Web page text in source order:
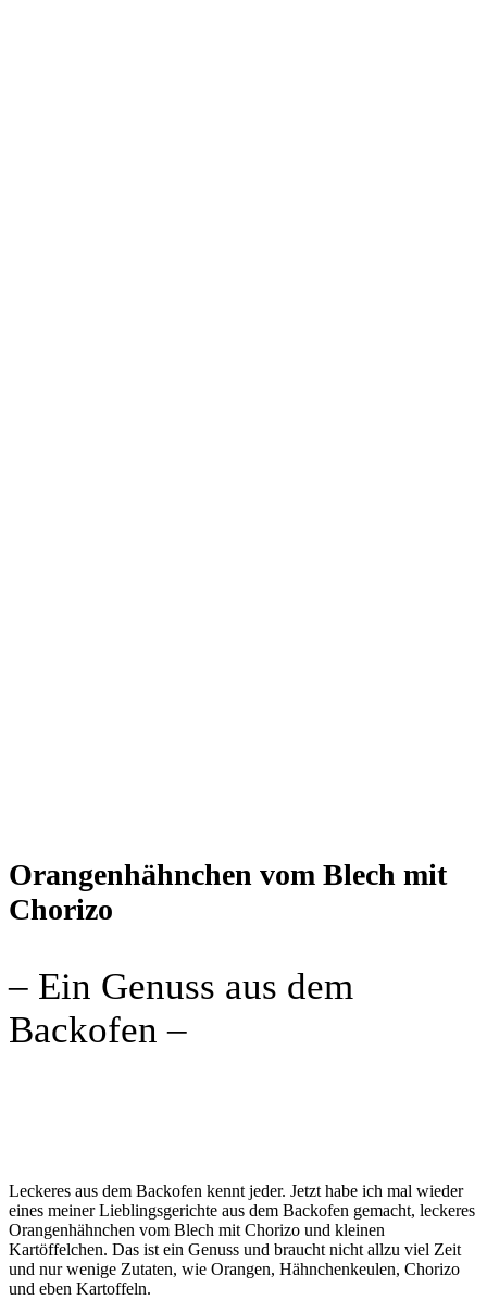
Orangenhähnchen vom Blech mit
Chorizo
– Ein Genuss aus dem
Backofen –
Leckeres aus dem Backofen kennt jeder. Jetzt habe ich mal wieder
eines meiner Lieblingsgerichte aus dem Backofen gemacht, leckeres
Orangenhähnchen vom Blech mit Chorizo und kleinen
Kartöffelchen. Das ist ein Genuss und braucht nicht allzu viel Zeit
und nur wenige Zutaten, wie Orangen, Hähnchenkeulen, Chorizo
und eben Kartoffeln.